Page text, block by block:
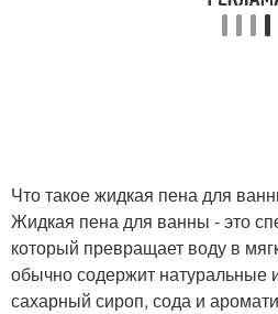
Что такое жидкая пена для
Жидкая пена для ванны - это
который превращает воду в
обычно содержит натуральные
сахарный сироп, сода и